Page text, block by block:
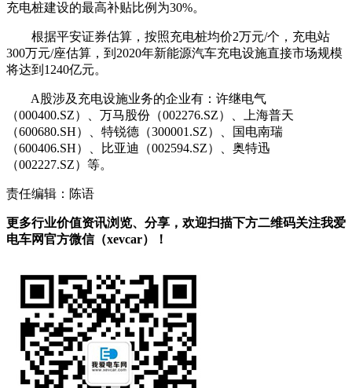
充电桩建设的最高补贴比例为30%。
根据平安证券估算，按照充电桩均价2万元/个，充电站
300万元/座估算，到2020年新能源汽车充电设施直接市场规模
将达到1240亿元。
A股涉及充电设施业务的企业有：许继电气
（000400.SZ）、万马股份（002276.SZ）、上海普天
（600680.SH）、特锐德（300001.SZ）、国电南瑞
（600406.SH）、比亚迪（002594.SZ）、奥特迅
（002227.SZ）等。
责任编辑：陈语
更多行业价值资讯浏览、分享，欢迎扫描下方二维码关注我爱
电车网官方微信（xevcar）！